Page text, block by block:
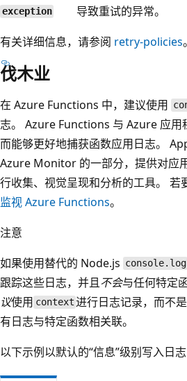
exception
导致重试的异常。
有关详细信息，请参阅 retry-policies。
伐木业
在 Azure Functions 中，建议使用
志。 Azure Functions 与 Azure 应
而能够更好地捕获函数应用日志。
Azure Monitor 的一部分，提供对应
行收集、视觉呈现和分析的工具。 若
监视 Azure Functions。
注意
如果使用替代的 Node.js console.log
跟踪这些日志，并且不会与任何特定
议使用 context 进行日志记录，而不
有日志与特定函数相关联。
以下示例以默认的“信息”级别写入日志